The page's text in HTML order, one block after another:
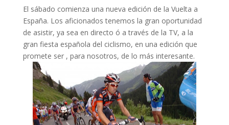
El sábado comienza una nueva edición de la Vuelta a
España. Los aficionados tenemos la gran oportunidad
de asistir, ya sea en directo ó a través de la TV, a la
gran fiesta española del ciclismo, en una edición que
promete ser , para nosotros, de lo más interesante.